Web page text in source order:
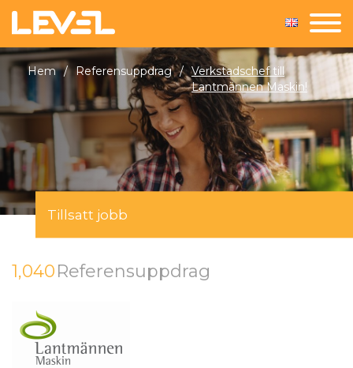
Hem / Referensuppdrag / Verkstadschef till
Lantmännen Maskin!
Tillsatt jobb
1,040Referensuppdrag